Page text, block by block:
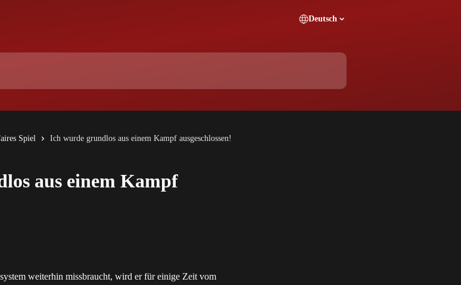
Deutsch
Spiel Ich wurde grundlos aus einem Kampf ausgeschlossen!
aus einem Kampf
weiterhin missbraucht, wird er für einige Zeit vom